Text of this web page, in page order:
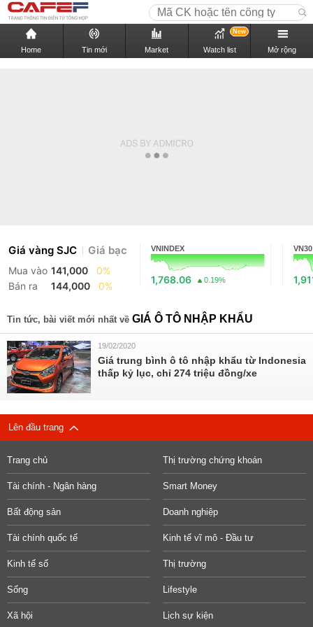
Home Tin mới Market Watch list
New
Mở rộng
Giá vàng SJC Giá bạc
Mua vào 141,000
0%
Bán ra
144,000 0%
VNINDEX
1,768.06 0.19%
VN30
Tin tức, bài viết mới nhất về GIÁ Ô TÔ NHẬP KHẨU
19/02/2020
Giá trung bình ô tô nhập khẩu từ Indonesia
thấp kỷ lục, chỉ 274 triệu đồng/xe
Lên đầu trang
Trang chủ Thị trường chứng khoán
Tài chính - Ngân hàng Smart Money
Bất động sản Doanh nghiệp
Tài chính quốc tế Kinh tế vĩ mô - Đầu tư
Kinh tế số Thị trường
Sống Lifestyle
Xã hội Lịch sự kiện